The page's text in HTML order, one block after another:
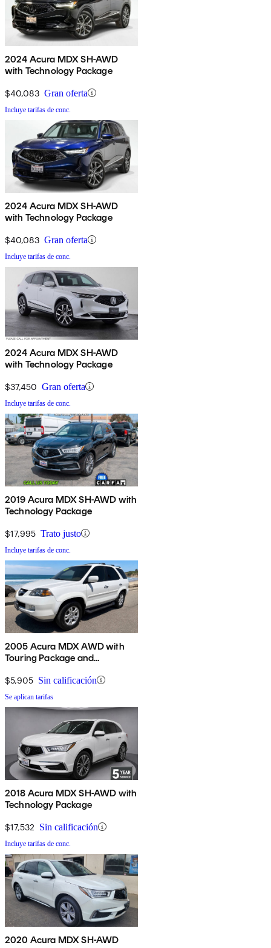
2024 Acura MDX SH-AWD
with Technology Package
$40,083 Gran oferta
Incluye tarifas de conc.
2024 Acura MDX SH-AWD
with Technology Package
$40,083 Gran oferta
Incluye tarifas de conc.
2024 Acura MDX SH-AWD
with Technology Package
$37,450 Gran oferta
Incluye tarifas de conc.
2019 Acura MDX SH-AWD with
Technology Package
$17,995 Trato justo
Incluye tarifas de conc.
2005 Acura MDX AWD with
Touring Package and
$5,905 Sin calificación
Se aplican tarifas
2018 Acura MDX SH-AWD with
Technology Package
$17,532 Sin calificación
Incluye tarifas de conc.
2020 Acura MDX SH-AWD